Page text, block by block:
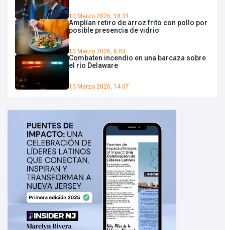
10 Marzo 2026, 18:31
Amplían retiro de arroz frito con pollo por
posible presencia de vidrio
10 Marzo 2026, 8:03
Combaten incendio en una barcaza sobre
el río Delaware
10 Marzo 2026, 14:07